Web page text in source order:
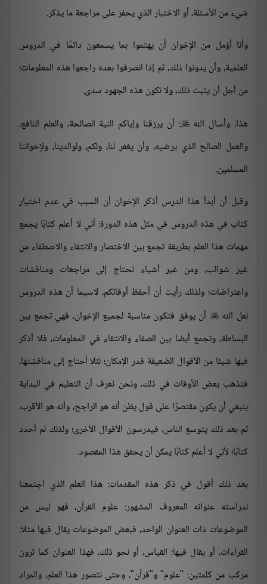
شيء من الأسئلة، أو الاختبار الذي يحفز على مراجعة ما يذكر.
وأنا أؤمل من الإخوان أن يهتموا بما يسمعون دائمًا في الدروس
العلمية، وأن يدونوا ذلك، ثم إذا انصرفوا بعده راجعوا هذه المعلومات؛
من أجل أن يثبت ذلك، ولا تكون هذه الجهود سدى.
هذا، وأسال الله: أن يرزقنا وإياكم النية الصالحة، والعلم النافع،
والعمل الصالح الذي يرضيه، وأن يغفر لنا، ولكم، ولوالدينا، ولإخواننا
المسلمين.
وقبل أن أبدأ هذا الدرس أذكر الإخوان أن السبب في عدم اختيار
كتاب في هذه الدروس في مثل هذه الدورة: أني لا أعلم كتابًا يجمع
مهمات هذا العلم بطريقة تجمع بين الاختصار والانتقاء والاصطفاء من
غير شوائب، ومن غير أشياء تحتاج إلى مراجعات ومناقشات
واعتراضات؛ ولذلك رأيت أن أحفظ أوقاتكم، لاسيما أن هذه الدروس
لعل الله أن يوفق فتكون مناسبة لجميع الإخوان، فهي تجمع بين
البساطة، وتجمع أيضا بين الصفاء والانتقاء في المعلومات، فلا أذكر
فيها شيئا من الأقوال الضعيفة قدر الإمكان؛ لئلا أحتاج إلى مناقشتها،
فتذهب بعض الأوقات في ذلك، ونحن نعرف أن التعليم في البداية
ينبغي أن يكون مقتصرًا على قول يظن أنه هو الراجح، وأنه هو الأقرب،
ثم بعد ذلك يتوسع الناس، فيدرسون الأقوال الأخرى؛ ولذلك لم أحدد
كتابًا؛ لأني لا أعلم كتابًا يمكن أن يحقق هذا المقصود.
بعد ذلك أقول في ذكر هذه المقدمات: هذا العلم الذي اجتمعنا
لدراسته عنوانه المعروف المشهور: علوم القرآن، فهو ليس من
الموضوعات ذات العنوان الواحد، فبعض الموضوعات يقال فيها مثلا:
القراءات، أو يقال فيها: القياس، أو نحو ذلك، فهذا العنوان كما ترون
مركب من كلمتين: "علوم" و"قرآن"، وحتى نتصور هذا العلم، والمراد